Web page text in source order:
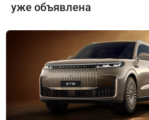
уже объявлена